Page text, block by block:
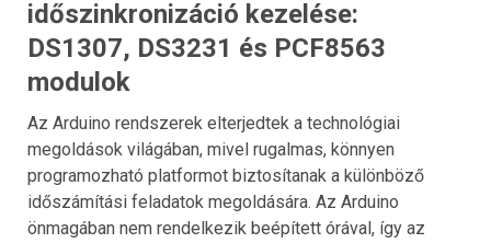
időszinkronizáció kezelése:
DS1307, DS3231 és PCF8563
modulok
Az Arduino rendszerek elterjedtek a technológiai
megoldások világában, mivel rugalmas, könnyen
programozható platformot biztosítanak a különböző
időszámítási feladatok megoldására. Az Arduino
önmagában nem rendelkezik beépített órával, így az